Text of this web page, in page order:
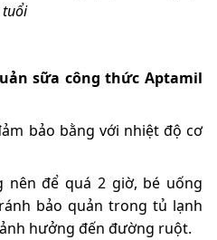
tuổi
sữa công thức Aptamil
bảo bằng với nhiệt độ cơ
nên để quá 2 giờ, bé uống
bảo quản trong tủ lạnh
hưởng đến đường ruột.